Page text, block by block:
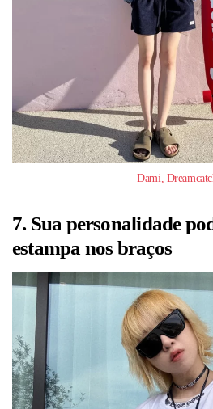
Dami,
7. Sua personalidade
estampa nos braços